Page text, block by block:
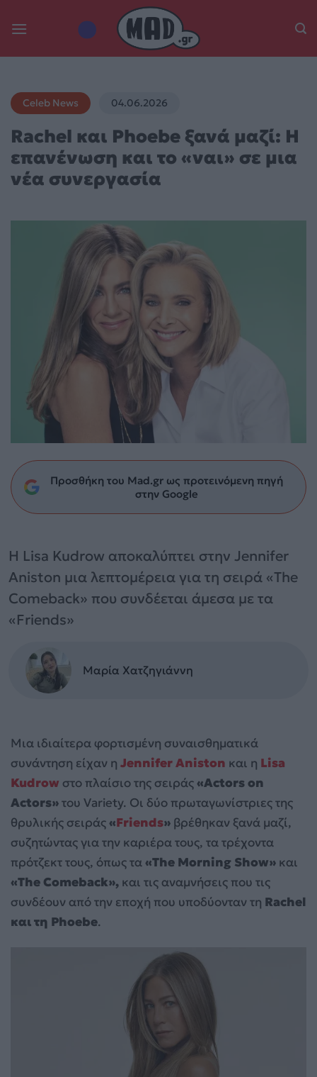
Celeb News 04.06.2026
Rachel και Phoebe ξανά μαζί: Η
επανένωση και το «ναι» σε μια
νέα συνεργασία
Προσθήκη του Mad.gr ως προτεινόμενη πηγή
στην Google
Η Lisa Kudrow αποκαλύπτει στην Jennifer
Aniston μια λεπτομέρεια για τη σειρά «The
Comeback» που συνδέεται άμεσα με τα
«Friends»
Μαρία Χατζηγιάννη
Μια ιδιαίτερα φορτισμένη συναισθηματικά
συνάντηση είχαν η Jennifer Aniston και η Lisa
Kudrow στο πλαίσιο της σειράς«Actors on
Actors»του Variety. Οι δύο πρωταγωνίστριες της
θρυλικής σειράς«Friends» βρέθηκαν ξανά μαζί,
συζητώντας για την καριέρα τους, τα τρέχοντα
πρότζεκτ τους, όπως τα«The Morning Show» και
«The Comeback», και τις αναμνήσεις που τις
συνδέουν από την εποχή που υποδύονταν τη Rachel
και τη Phoebe.